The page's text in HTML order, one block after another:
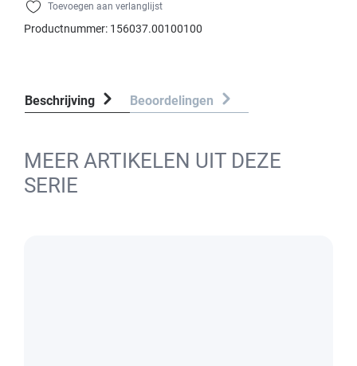
Toevoegen aan verlanglijst
Productnummer: 156037.00100100
Beschrijving Beoordelingen
MEER ARTIKELEN UIT DEZE
SERIE